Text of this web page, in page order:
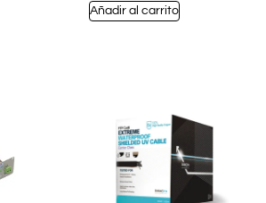
Añadir al carrito